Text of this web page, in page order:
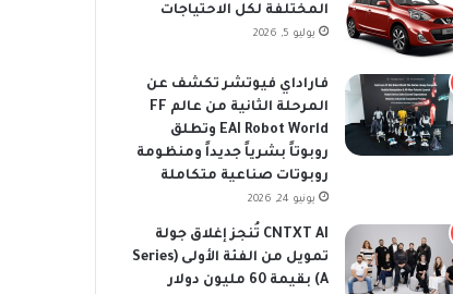
المختلفة لكل الاحتياجات
يوليو 5, 2026
فاراداي فيوتشر تكشف عن
المرحلة الثانية من عالم FF
EAI Robot World وتطلق
روبوتاً بشرياً جديداً ومنظومة
روبوتات صناعية متكاملة
يونيو 24, 2026
CNTXT AI تُنجز إغلاق جولة
تمويل من الفئة الأولى (Series
A) بقيمة 60 مليون دولار